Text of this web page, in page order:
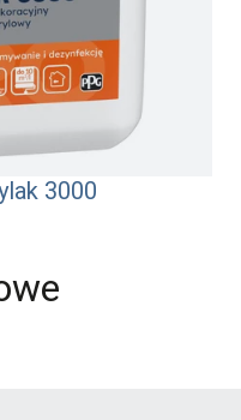
3000